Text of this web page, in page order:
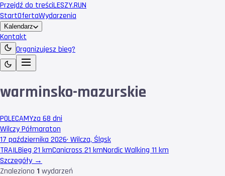
Przejdź do treściLESZY.RUN
StartOfertaWydarzenia
Kalendarz
Kontakt
Organizujesz bieg?
warminsko-mazurskie
POLECAMYza 68 dni
Wilczy Półmaraton
17 października 2026· Wilcza, Śląsk
TRAILBieg 21 kmCanicross 21 kmNordic Walking 11 km
Szczegóły →
Znaleziono 1 wydarzeń